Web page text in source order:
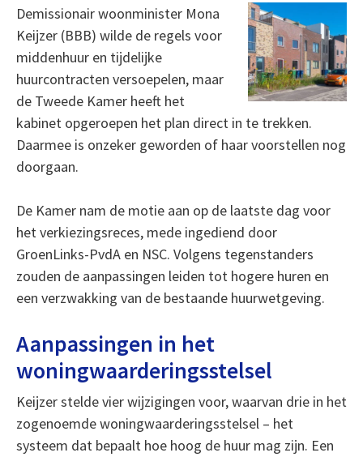
Demissionair woonminister Mona
Keijzer (BBB) wilde de regels voor
middenhuur en tijdelijke
huurcontracten versoepelen, maar
de Tweede Kamer heeft het
kabinet opgeroepen het plan direct in te trekken.
Daarmee is onzeker geworden of haar voorstellen nog
doorgaan.
De Kamer nam de motie aan op de laatste dag voor
het verkiezingsreces, mede ingediend door
GroenLinks-PvdA en NSC. Volgens tegenstanders
zouden de aanpassingen leiden tot hogere huren en
een verzwakking van de bestaande huurwetgeving.
Aanpassingen in het
woningwaarderingsstelsel
Keijzer stelde vier wijzigingen voor, waarvan drie in het
zogenoemde woningwaarderingsstelsel – het
systeem dat bepaalt hoe hoog de huur mag zijn. Een